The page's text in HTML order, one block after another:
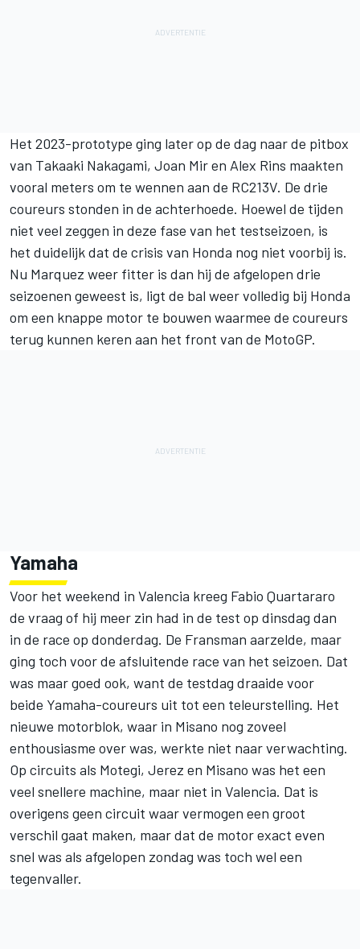
Het 2023-prototype ging later op de dag naar de pitbox
van Takaaki Nakagami, Joan Mir en Alex Rins maakten
vooral meters om te wennen aan de RC213V. De drie
coureurs stonden in de achterhoede. Hoewel de tijden
niet veel zeggen in deze fase van het testseizoen, is
het duidelijk dat de crisis van Honda nog niet voorbij is.
Nu Marquez weer fitter is dan hij de afgelopen drie
seizoenen geweest is, ligt de bal weer volledig bij Honda
om een knappe motor te bouwen waarmee de coureurs
terug kunnen keren aan het front van de MotoGP.
Yamaha
Voor het weekend in Valencia kreeg Fabio Quartararo
de vraag of hij meer zin had in de test op dinsdag dan
in de race op donderdag. De Fransman aarzelde, maar
ging toch voor de afsluitende race van het seizoen. Dat
was maar goed ook, want de testdag draaide voor
beide Yamaha-coureurs uit tot een teleurstelling. Het
nieuwe motorblok, waar in Misano nog zoveel
enthousiasme over was, werkte niet naar verwachting.
Op circuits als Motegi, Jerez en Misano was het een
veel snellere machine, maar niet in Valencia. Dat is
overigens geen circuit waar vermogen een groot
verschil gaat maken, maar dat de motor exact even
snel was als afgelopen zondag was toch wel een
tegenvaller.